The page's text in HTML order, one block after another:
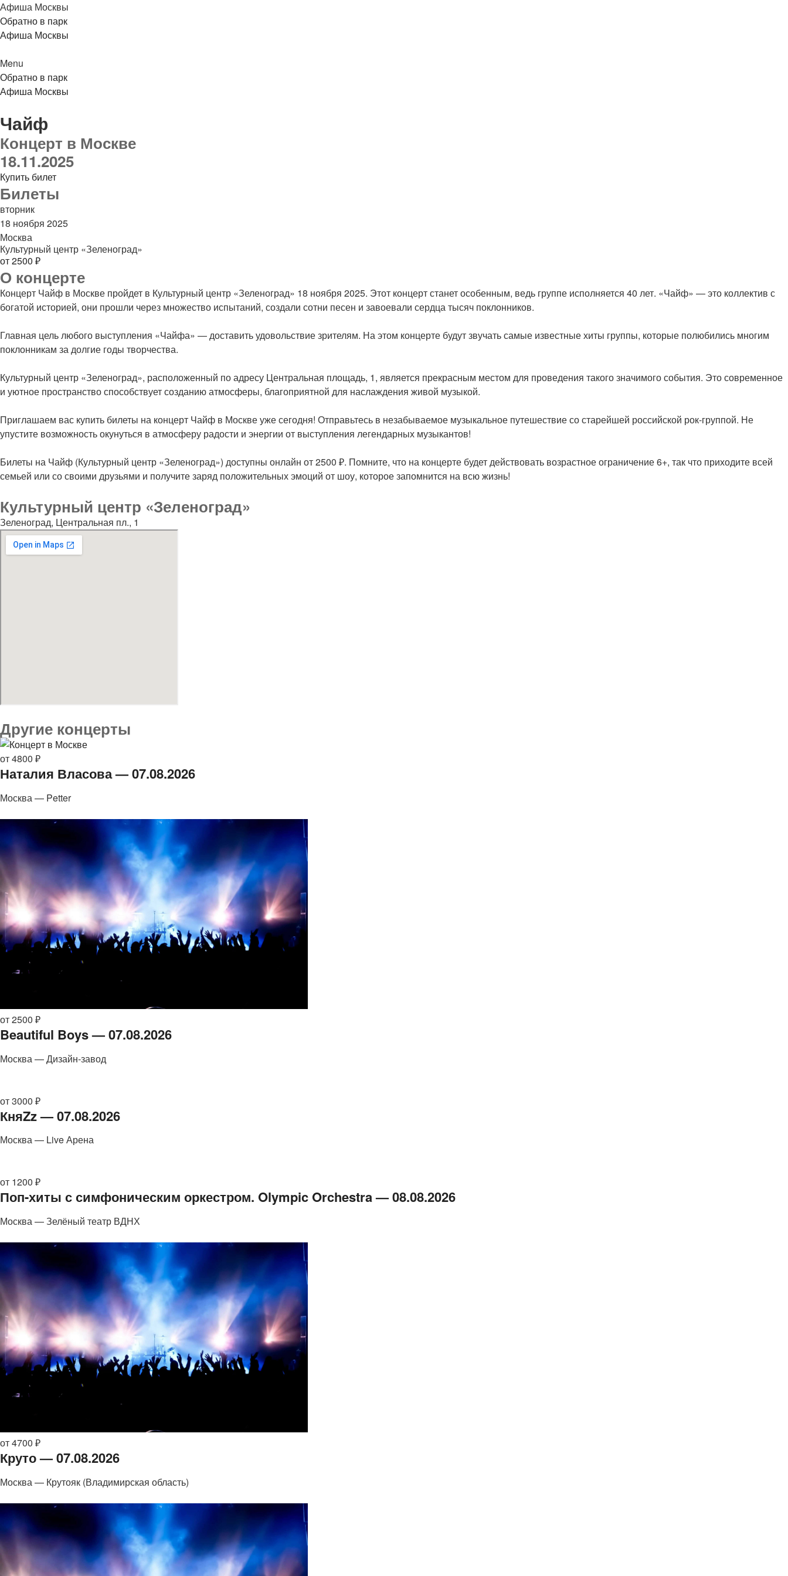
Афиша Москвы
Обратно в парк
Афиша Москвы
Menu
Обратно в парк
Афиша Москвы
Чайф
Концерт в Москве
18.11.2025
Купить билет
Билеты
вторник
18 ноября 2025
Москва
Культурный центр «Зеленоград»
от 2500 ₽
О концерте
Концерт Чайф в Москве пройдет в Культурный центр «Зеленоград» 18 ноября 2025. Этот концерт станет особенным, ведь группе исполняется 40 лет. «Чайф» — это коллектив с
богатой историей, они прошли через множество испытаний, создали сотни песен и завоевали сердца тысяч поклонников.
Главная цель любого выступления «Чайфа» — доставить удовольствие зрителям. На этом концерте будут звучать самые известные хиты группы, которые полюбились многим
поклонникам за долгие годы творчества.
Культурный центр «Зеленоград», расположенный по адресу Центральная площадь, 1, является прекрасным местом для проведения такого значимого события. Это современное
и уютное пространство способствует созданию атмосферы, благоприятной для наслаждения живой музыкой.
Приглашаем вас купить билеты на концерт Чайф в Москве уже сегодня! Отправьтесь в незабываемое музыкальное путешествие со старейшей российской рок-группой. Не
упустите возможность окунуться в атмосферу радости и энергии от выступления легендарных музыкантов!
Билеты на Чайф (Культурный центр «Зеленоград») доступны онлайн от 2500 ₽. Помните, что на концерте будет действовать возрастное ограничение 6+, так что приходите всей
семьей или со своими друзьями и получите заряд положительных эмоций от шоу, которое запомнится на всю жизнь!
Культурный центр «Зеленоград»
Зеленоград, Центральная пл., 1
Другие концерты
от 4800 ₽
Наталия Власова — 07.08.2026
Москва — Petter
от 2500 ₽
Beautiful Boys — 07.08.2026
Москва — Дизайн-завод
от 3000 ₽
КняZz — 07.08.2026
Москва — Live Арена
от 1200 ₽
Поп-хиты с симфоническим оркестром. Olympic Orchestra — 08.08.2026
Москва — Зелёный театр ВДНХ
от 4700 ₽
Круто — 07.08.2026
Москва — Крутояк (Владимирская область)